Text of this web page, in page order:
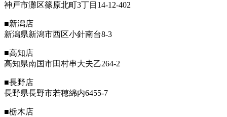
神戸市灘区篠原北町3丁目14-12-402
■新潟店
新潟県新潟市西区小針南台8-3
■高知店
高知県南国市田村串大夫乙264-2
■長野店
長野県長野市若穂綿内6455-7
■栃木店